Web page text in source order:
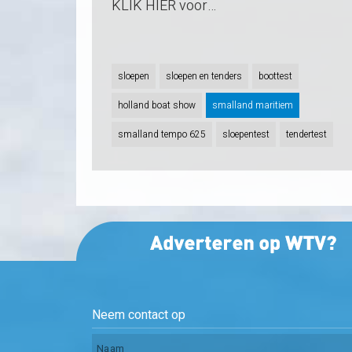
KLIK HIER voor…
sloepen sloepen en tenders boottest
holland boat show smalland maritiem
smalland tempo 625 sloepentest tendertest
Neem contact op